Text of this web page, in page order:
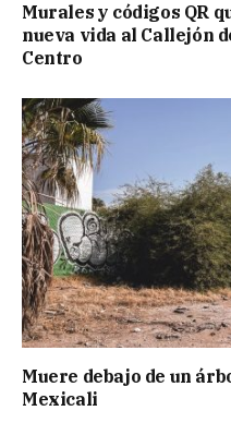
Murales y códigos QR
nueva vida al Callejón
Centro
Muere debajo de un
Mexicali